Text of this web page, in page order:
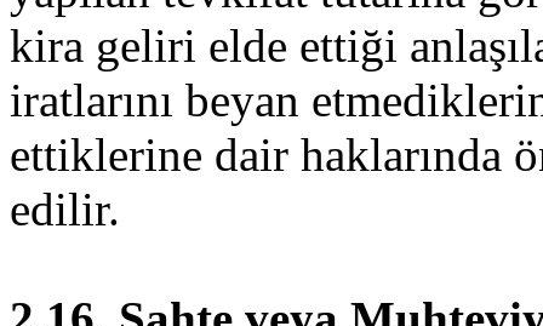
kira geliri elde ettiği
iratlarını beyan
ettiklerine dair haklarında
edilir.